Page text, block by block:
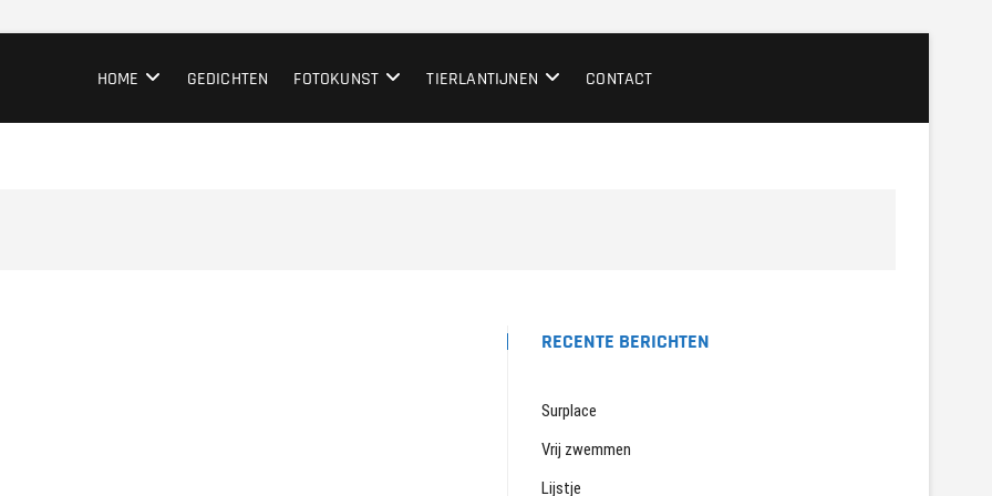
HOME GEDICHTEN FOTOKUNST TIERLANTIJNEN CONTACT
RECENTE BERICHTEN
Surplace
Vrij zwemmen
Lijstje